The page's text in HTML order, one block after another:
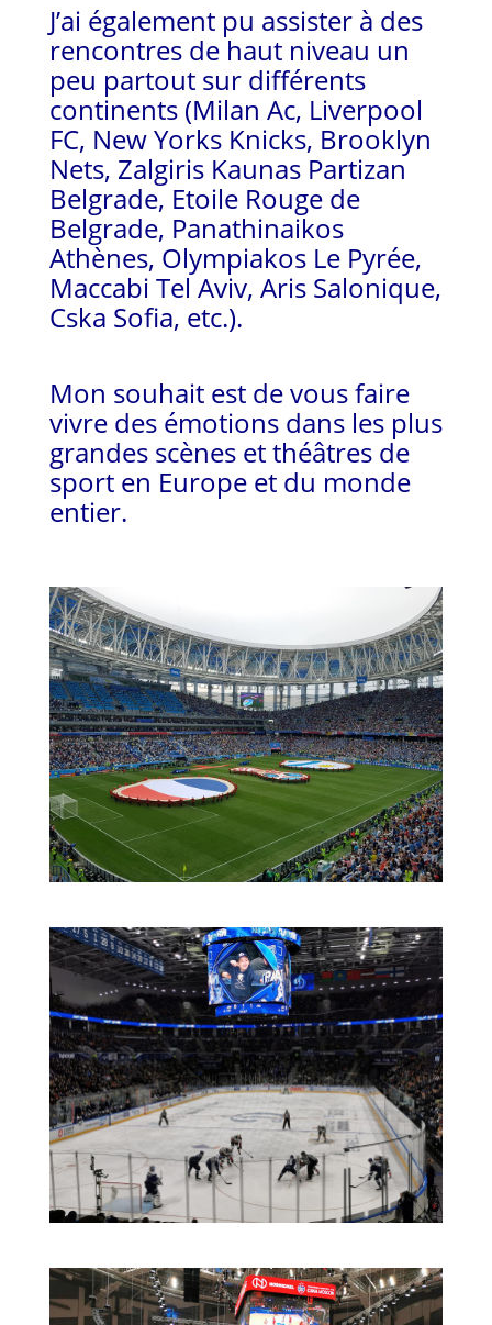
J’ai également pu assister à des
rencontres de haut niveau un
peu partout sur différents
continents (Milan Ac, Liverpool
FC, New Yorks Knicks, Brooklyn
Nets, Zalgiris Kaunas Partizan
Belgrade, Etoile Rouge de
Belgrade, Panathinaikos
Athènes, Olympiakos Le Pyrée,
Maccabi Tel Aviv, Aris Salonique,
Cska Sofia, etc.).
Mon souhait est de vous faire
vivre des émotions dans les plus
grandes scènes et théâtres de
sport en Europe et du monde
entier.